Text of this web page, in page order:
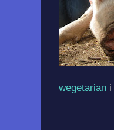
wegetarian i